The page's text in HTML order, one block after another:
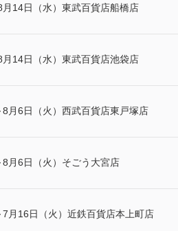
月14日（水）東武百貨店船橋店
月14日（水）東武百貨店池袋店
8月6日（火）西武百貨店東戸塚店
8月6日（火）そごう大宮店
7月16日（火）近鉄百貨店本上町店